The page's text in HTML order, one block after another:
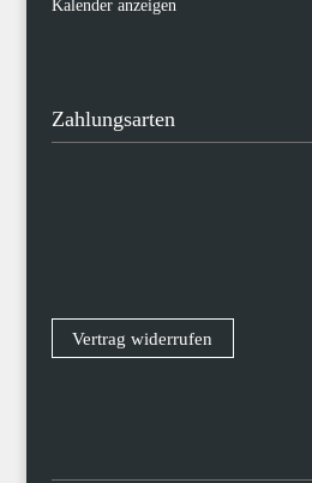
Kalender anzeigen
Zahlungsarten
Vertrag widerrufen